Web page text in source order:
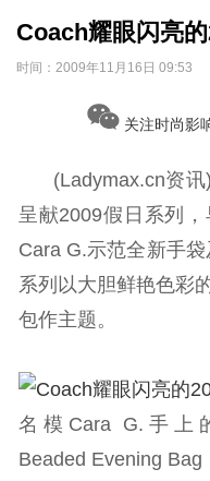
Coach耀眼闪亮
时间： 2009年11月16日 09:53
关注时尚影
(Ladymax.cn资讯)
呈献2009假日系列
Cara G.示范全新手
系列以大胆鲜艳色彩
包作主题。
名模Cara G.手上
Beaded Evening Bag